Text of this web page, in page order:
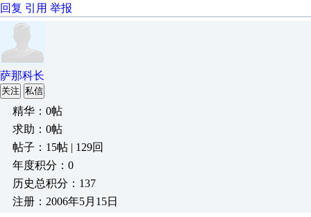
回复 引用 举报
萨那科长
关注 私信
精华：0帖
求助：0帖
帖子：15帖 | 129回
年度积分：0
历史总积分：137
注册：2006年5月15日